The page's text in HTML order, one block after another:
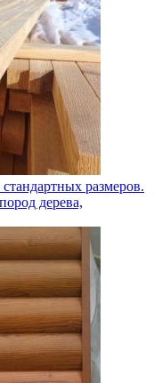
размеров.
дерева,